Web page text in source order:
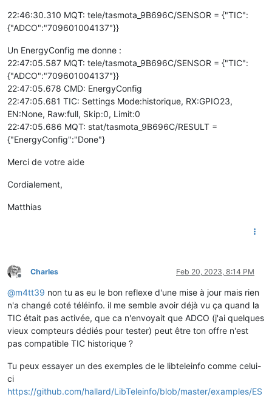
22:46:30.310 MQT: tele/tasmota_9B696C/SENSOR = {"TIC":
{"ADCO":"709601004137"}}
Un EnergyConfig me donne :
22:47:05.587 MQT: tele/tasmota_9B696C/SENSOR = {"TIC":
{"ADCO":"709601004137"}}
22:47:05.678 CMD: EnergyConfig
22:47:05.681 TIC: Settings Mode:historique, RX:GPIO23,
EN:None, Raw:full, Skip:0, Limit:0
22:47:05.686 MQT: stat/tasmota_9B696C/RESULT =
{"EnergyConfig":"Done"}
Merci de votre aide
Cordialement,
Matthias
Offline
Charles Feb 20, 2023, 8:14 PM
@m4tt39 non tu as eu le bon reflexe d'une mise à jour mais rien
n'a changé coté téléinfo. il me semble avoir déjà vu ça quand la
TIC était pas activée, que ca n'envoyait que ADCO (j'ai quelques
vieux compteurs dédiés pour tester) peut être ton offre n'est
pas compatible TIC historique ?
Tu peux essayer un des exemples de le libteleinfo comme celui-
ci
https://github.com/hallard/LibTeleinfo/blob/master/examples/ES